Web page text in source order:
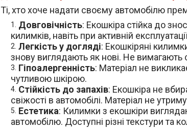
Ті, хто хоче надати своєму автомобілю
Довговічність: Екошкіра стійка до
килимків, навіть при активній
Легкість у догляді: Екошкіряні
знову виглядають як нові. Не вимагають
Гіпоалергенність: Матеріал не
чутливою шкірою.
Стійкість до запахів: Екошкіра не
свіжості в автомобілі. Матеріал не
Естетика: Килимки з екошкіри
автомобілю. Доступні різні текстури та